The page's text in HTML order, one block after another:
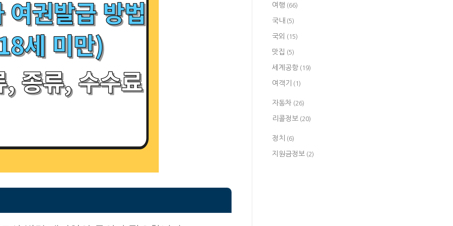
여행 (66)
국내 (5)
국외 (15)
맛집 (5)
세계공항 (19)
여객기 (1)
자동차 (26)
리콜정보 (20)
정치 (6)
지원금정보 (2)